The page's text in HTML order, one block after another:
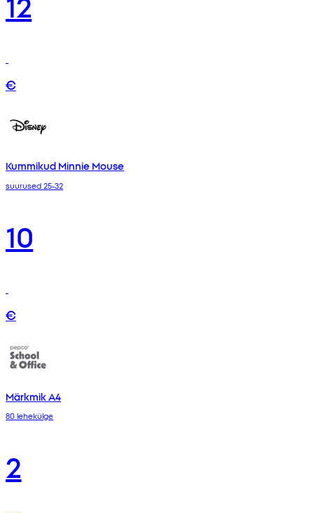
€
Kummikud Minnie Mouse
suurused 25-32
10
€
Märkmik A4
80 lehekülge
2